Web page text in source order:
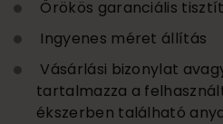
Örökös garanciális
Ingyenes méret állítás
Vásárlási bizonylat
tartalmazza a
ékszerben található